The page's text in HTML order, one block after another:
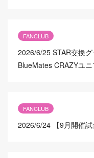
FANCLUB
2026/6/25 STAR交換
BlueMates CRAZYユ
FANCLUB
2026/6/24 【9月開催